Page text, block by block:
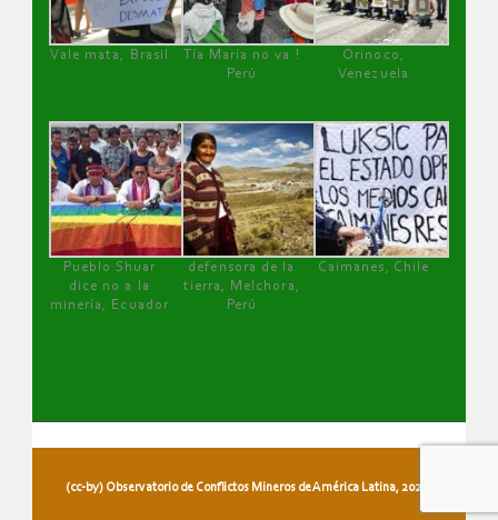
Vale mata, Brasil
Tía María no va !
Perú
Orinoco,
Venezuela
Pueblo Shuar
dice no a la
minería, Ecuador
defensora de la
tierra, Melchora,
Perú
Caimanes, Chile
(cc-by) Observatorio de Conflictos Mineros de América Latina, 2026